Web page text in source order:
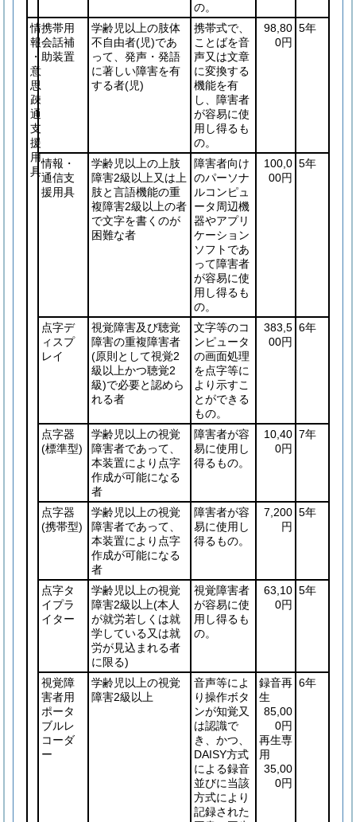
の。
情
報
・
意
思
疎
通
支
援
用
具
携帯用
会話補
助装置
学齢児以上の肢体
不自由者(児)であ
って、発声・発語
に著しい障害を有
する者(児)
携帯式で、
ことばを音
声又は文章
に変換する
機能を有
し、障害者
が容易に使
用し得るも
の。
98,80
0円
5年
情報・
通信支
援用具
学齢児以上の上肢
障害2級以上又は上
肢と言語機能の重
複障害2級以上の者
で文字を書くのが
困難な者
障害者向け
のパーソナ
ルコンピュ
ータ周辺機
器やアプリ
ケーション
ソフトであ
って障害者
が容易に使
用し得るも
の。
100,0
00円
5年
点字デ
ィスプ
レイ
視覚障害及び聴覚
障害の重複障害者
(原則として視覚2
級以上かつ聴覚2
級)で必要と認めら
れる者
文字等のコ
ンピュータ
の画面処理
を点字等に
より示すこ
とができる
もの。
383,5
00円
6年
点字器
(標準型)
学齢児以上の視覚
障害者であって、
本装置により点字
作成が可能になる
者
障害者が容
易に使用し
得るもの。
10,40
0円
7年
点字器
(携帯型)
学齢児以上の視覚
障害者であって、
本装置により点字
作成が可能になる
者
障害者が容
易に使用し
得るもの。
7,200
円
5年
点字タ
イプラ
イター
学齢児以上の視覚
障害2級以上(本人
が就労若しくは就
学している又は就
労が見込まれる者
に限る)
視覚障害者
が容易に使
用し得るも
の。
63,10
0円
5年
視覚障
害者用
ポータ
ブルレ
コーダ
ー
学齢児以上の視覚
障害2級以上
音声等によ
り操作ボタ
ンが知覚又
は認識で
き、かつ、
DAISY方式
による録音
並びに当該
方式により
記録された
録音再
生
85,00
0円
再生専
用
35,00
0円
6年